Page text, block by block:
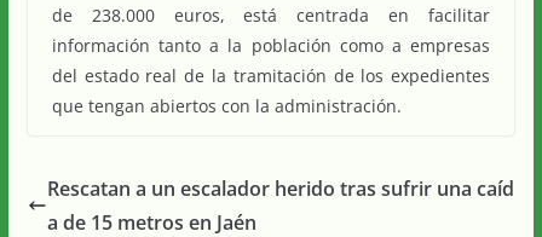
de 238.000 euros, está centrada en facilitar
información tanto a la población como a empresas
del estado real de la tramitación de los expedientes
que tengan abiertos con la administración.
Rescatan a un escalador herido tras sufrir una caíd
a de 15 metros en Jaén